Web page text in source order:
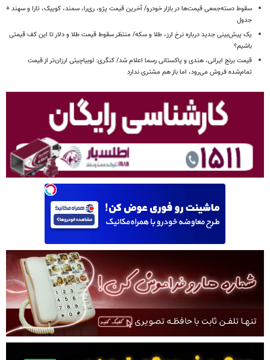
سقوط دسته‌جمعی قیمت‌ها در بازار خودرو/ آخرین قیمت پژو، ری‌را، سمند، کوییک، تارا و سهند +
جدول
یک پیش‌بینی جدید درباره نرخ ارز، طلا و سکه/ منتظر سقوط قیمت طلا و دلار تا این کف قیمتی
باشیم؟
قیمت برنج ایرانی، هندی و پاکستانی رسما اعلام شد/ کنگری: لوبیاچیتی ارزان‌تر از قیمت
تمام‌شده فروش می‌رود، اما باز هم مشتری ندارد